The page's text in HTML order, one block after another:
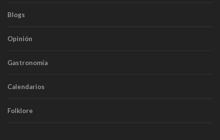
Blogs
Opinión
Gastronomía
Calendarios
Folklore